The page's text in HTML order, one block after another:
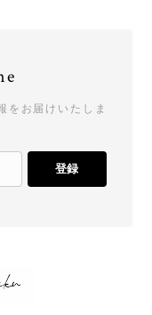
をお届けいたしま
登録